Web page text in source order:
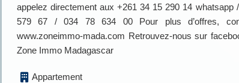
appelez directement aux +261 34 15 290 14 whatsapp
579 67 / 034 78 634 00 Pour plus d’offres,
www.zoneimmo-mada.com Retrouvez-nous sur
Zone Immo Madagascar
Appartement